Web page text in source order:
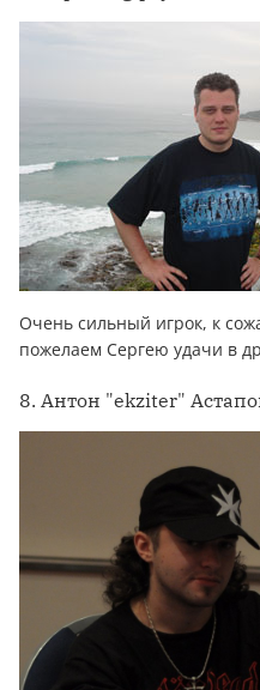
Очень сильный игрок, к
пожелаем Сергею удачи в
8. Антон "ekziter"